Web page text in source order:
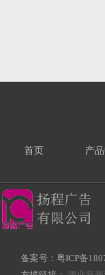
首页 产
备案号： 粤ICP备